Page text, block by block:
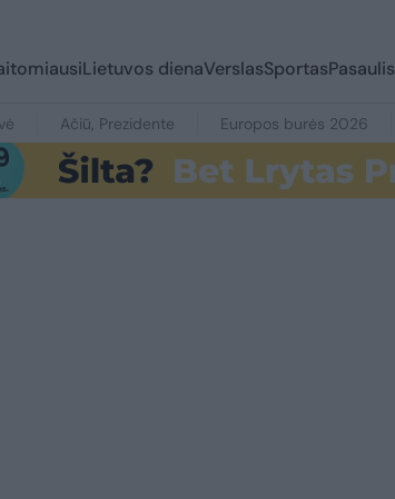
Lietuvos dienaVerslasSportasPasaulis
Ačiū, Prezidente Europos burės 2026